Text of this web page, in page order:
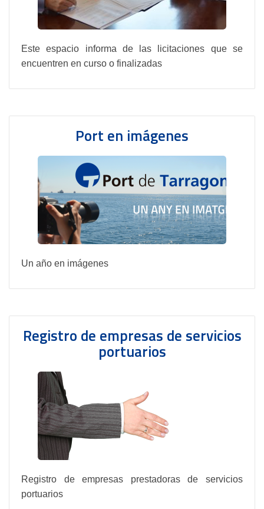
Este espacio informa de las licitaciones que se
encuentren en curso o finalizadas
Port en imágenes
Un año en imágenes
Registro de empresas de servicios
portuarios
Registro de empresas prestadoras de servicios
portuarios